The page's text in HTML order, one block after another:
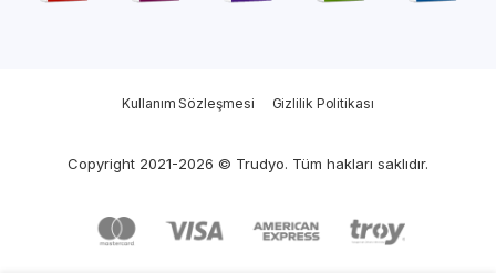
Kullanım Sözleşmesi Gizlilik Politikası
Copyright 2021-2026 © Trudyo. Tüm hakları saklıdır.